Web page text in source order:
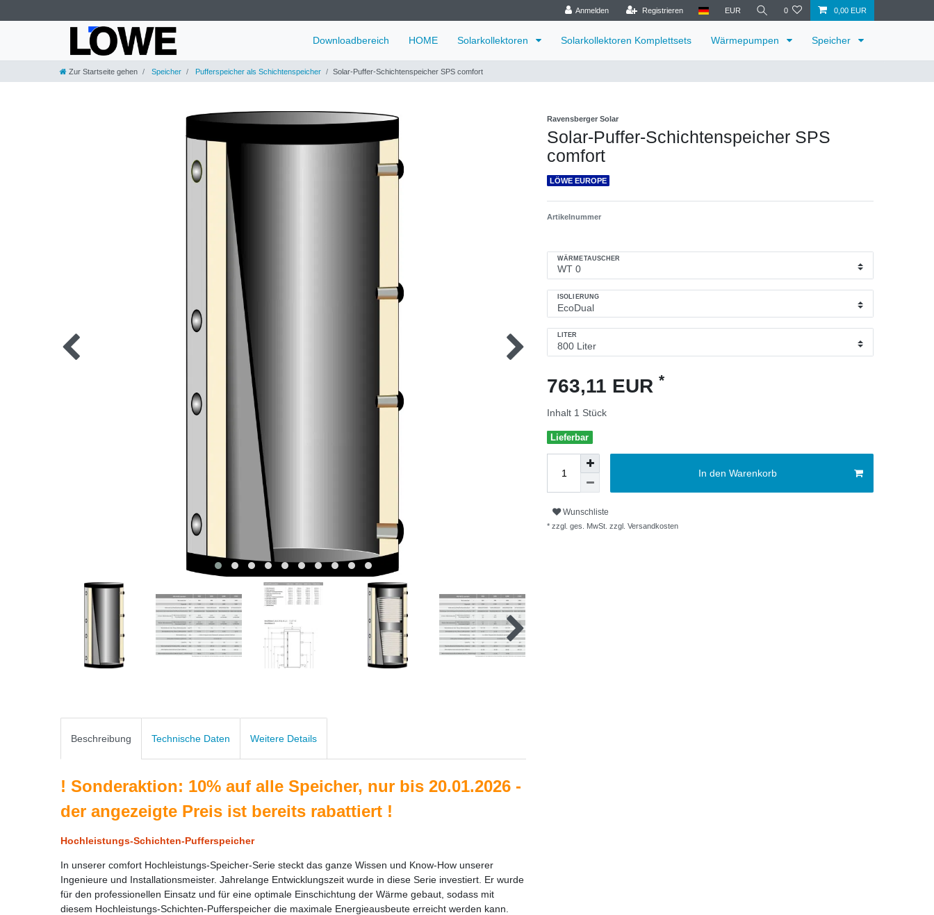
Anmelden Registrieren EUR 0 0,00 EUR
Downloadbereich HOME Solarkollektoren Solarkollektoren Komplettsets Wärmepumpen Speicher
Zur Startseite gehen Speicher Pufferspeicher als Schichtenspeicher Solar-Puffer-Schichtenspeicher SPS comfort
Ravensberger Solar
Solar-Puffer-Schichtenspeicher SPS
comfort
LÖWE EUROPE
Artikelnummer
WÄRMETAUSCHER
ISOLIERUNG
LITER
763,11 EUR *
Inhalt 1 Stück
Lieferbar
In den Warenkorb
Wunschliste
* zzgl. ges. MwSt. zzgl. Versandkosten
Beschreibung Technische Daten Weitere Details
! Sonderaktion: 10% auf alle Speicher, nur bis 20.01.2026 -
der angezeigte Preis ist bereits rabattiert !
Hochleistungs-Schichten-Pufferspeicher
In unserer comfort Hochleistungs-Speicher-Serie steckt das ganze Wissen und Know-How unserer
Ingenieure und Installationsmeister. Jahrelange Entwicklungszeit wurde in diese Serie investiert. Er wurde
für den professionellen Einsatz und für eine optimale Einschichtung der Wärme gebaut, sodass mit
diesem Hochleistungs-Schichten-Pufferspeicher die maximale Energieausbeute erreicht werden kann.